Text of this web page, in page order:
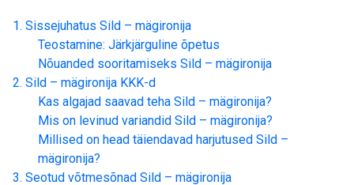
Sissejuhatus Sild – mägironija
Teostamine: Järkjärguline õpetus
Nõuanded sooritamiseks Sild – mägironija
Sild – mägironija KKK-d
Kas algajad saavad teha Sild – mägironija?
Mis on levinud variandid Sild – mägironija?
Millised on head täiendavad harjutused Sild –
mägironija?
Seotud võtmesõnad Sild – mägironija